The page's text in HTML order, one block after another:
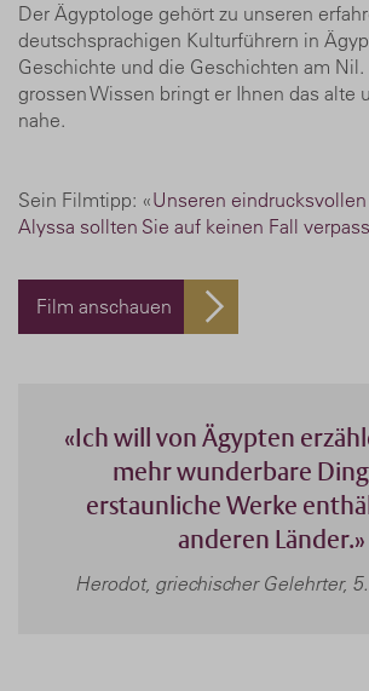
Der Ägyptologe gehört zu unseren
deutschsprachigen Kulturführern in
Geschichte und die Geschichten am
grossen Wissen bringt er Ihnen das alte
nahe.
Sein Filmtipp: «Unseren
Alyssa sollten Sie auf keinen Fall
Film anschauen
«Ich will von Ägypten
mehr wunderbare
erstaunliche Werke
anderen Länder.»
Herodot, griechischer Gelehrter,